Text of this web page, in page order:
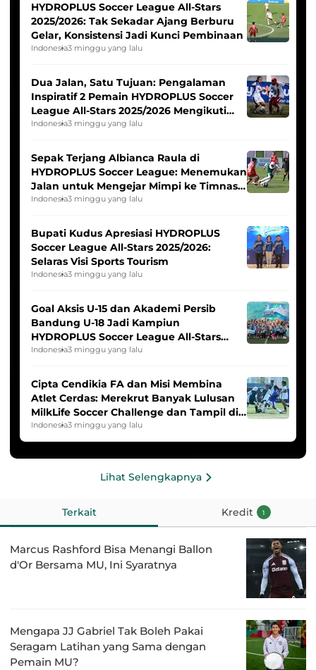
HYDROPLUS Soccer League All-Stars
2025/2026: Tak Sekadar Ajang Berburu
Gelar, Konsistensi Jadi Kunci Pembinaan
Indonesia3 minggu yang lalu
Dua Jalan, Satu Tujuan: Pengalaman
Inspiratif 2 Pemain HYDROPLUS Soccer
League All-Stars 2025/2026 Mengikuti
Seleksi Timnas Indonesia Putri
Indonesia3 minggu yang lalu
Sepak Terjang Albianca Raula di
HYDROPLUS Soccer League: Menemukan
Jalan untuk Mengejar Mimpi ke Timnas
Indonesia Putri
Indonesia3 minggu yang lalu
Bupati Kudus Apresiasi HYDROPLUS
Soccer League All-Stars 2025/2026:
Selaras Visi Sports Tourism
Indonesia3 minggu yang lalu
Goal Aksis U-15 dan Akademi Persib
Bandung U-18 Jadi Kampiun
HYDROPLUS Soccer League All-Stars
2025/2026
Indonesia3 minggu yang lalu
Cipta Cendikia FA dan Misi Membina
Atlet Cerdas: Merekrut Banyak Lulusan
MilkLife Soccer Challenge dan Tampil di
HYDROPLUS Soccer League
Indonesia3 minggu yang lalu
Lihat Selengkapnya
Terkait Kredit 1
Marcus Rashford Bisa Menangi Ballon
d'Or Bersama MU, Ini Syaratnya
Mengapa JJ Gabriel Tak Boleh Pakai
Seragam Latihan yang Sama dengan
Pemain MU?